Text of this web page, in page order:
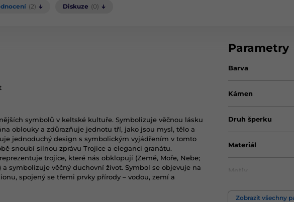
(2) Diskuze (0)
symbolů v keltské kultuře. Symbolizuje věčnou lásku
oblouky a zdůrazňuje jednotu tří, jako jsou mysl, tělo a
jednoduchý design s symbolickým vyjádřením v tomto
snoubí silnou zprávu Trojice a eleganci granátu.
trojice, které nás obklopují (Země, Moře, Nebe;
a symbolizuje věčný duchovní život. Symbol se objevuje na
spojený se třemi prvky přírody – vodou, zemí a
Parametry
Barva
Kámen
Druh šperku
Materiál
Motiv
Zobrazit všechny